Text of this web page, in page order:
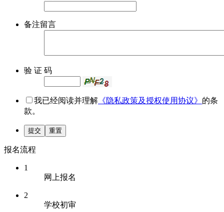
备注留言
验 证 码
我已经阅读并理解 《隐私政策及授权使用协议》 的条
款。
提交 重置
报名流程
1
网上报名
2
学校初审